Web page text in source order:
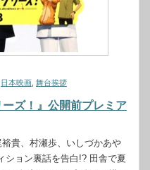
日本映画 舞台挨拶
ズ！』公開前プレミア
貴、村瀬歩、いしづかあや
ション裏話を告白!? 田舎で夏